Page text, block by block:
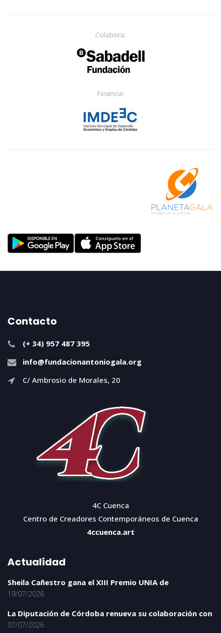
Colabora:
Financia:
Contacto
(+ 34) 957 487 395
info@fundacionantoniogala.org
C/ Ambrosio de Morales, 20
4C Cuenca
Centro de Creadores Contemporáneos de Cuenca
4ccuenca.art
Actualidad
Sheila Cañestro gana el XIII Premio UNIA de
19/07/2026
La Diputación de Córdoba renueva su colaboración con
07/07/2026